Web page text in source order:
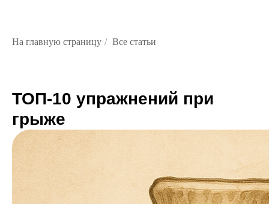
На главную страницу / Все статьи
ТОП-10 упражнений при
грыже